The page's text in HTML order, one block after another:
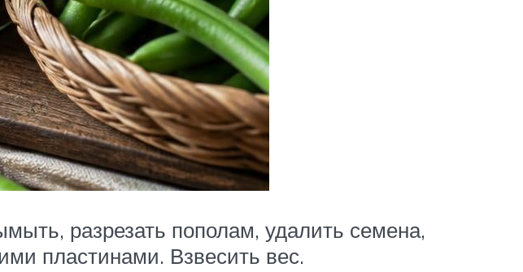
разрезать пополам, удалить семена,
пластинами. Взвесить вес.